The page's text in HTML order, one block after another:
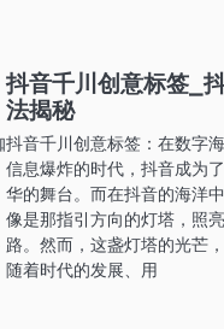
抖音千川创意标签_
法揭秘
抖音千川创意标签：在数字
信息爆炸的时代，抖音成为
华的舞台。而在抖音的海洋
像是那指引方向的灯塔，照
路。然而，这盏灯塔的光芒
随着时代的发展、用